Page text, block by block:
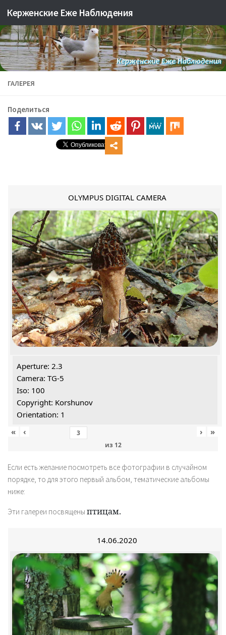
Skip to content
Керженские Еже Наблюдения
ГАЛЕРЕЯ
Поделиться
OLYMPUS DIGITAL CAMERA
Aperture: 2.3
Camera: TG-5
Iso: 100
Copyright: Korshunov
Orientation: 1
«
‹
из 12
› »
Если есть желание посмотреть все фотографии в случайном
порядке, то для этого первый альбом, тематические альбомы
ниже:
Эти галереи посвящены птицам.
14.06.2020